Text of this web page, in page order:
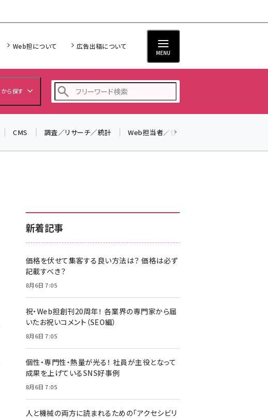
Web担について 広告出稿について
MENU
から探す
z世代 (1622)
meo (1275)
CMS 調査／リサーチ／統計 Web担当者／仕事
新着記事
価格を伏せて集客する良い方法は？ 価格は必ず
記載すべき？
8月6日 7:05
祝・Web担創刊20周年！ 各業界の専門家から届
いたお祝いコメント（SEO編）
8月6日 7:05
個性・専門性・熱量が光る！ 社員が主役となって
成果を上げているSNS好事例
8月6日 7:05
人と機械の両方に読まれるための「アクセシビリ